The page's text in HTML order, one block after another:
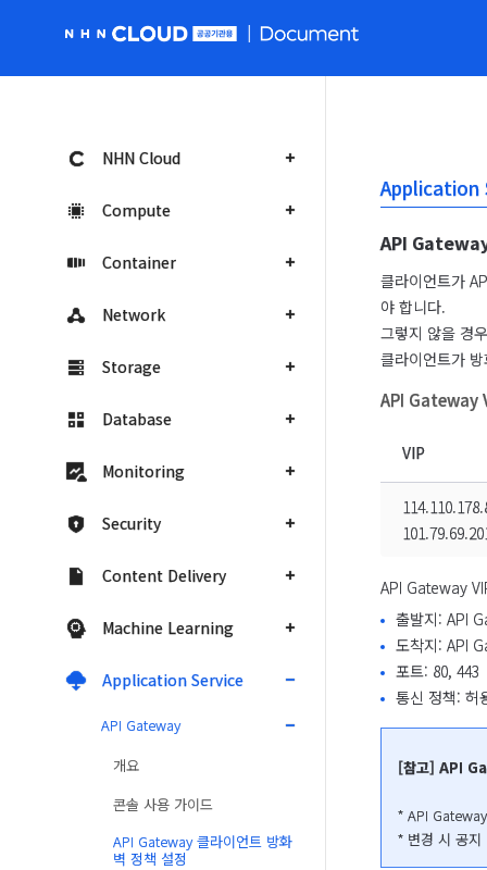
NHN Cloud
Compute
Container
Network
Storage
Database
Monitoring
Security
Content Delivery
Machine Learning
Application Service
API Gateway
개요
콘솔 사용 가이드
API Gateway 클라이언트 방화
벽 정책 설정
Application
API Gateway
클라이언트가
야 합니다.
그렇지 않을 경
클라이언트가
API Gateway
VIP
API Gateway
출발지: API
도착지: API
포트: 80, 443
통신 정책: 허
[참고] API
* API
* 변경 시 공지